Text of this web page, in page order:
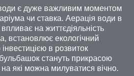
є дуже важливим моментом
чи ставка. Аерація води в
на життєдіяльність
встановлює екологічний
в розвиток
стануть прикрасою
на які можна милуватися вічно.